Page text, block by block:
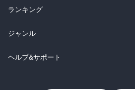
雑誌・グラビア
BL・TL
ラノベ
雑誌・グラビア
BL・TL
総合
ラノベ
雑誌・グラビア
ランキング
総合
ラノベ
ジャンル
コミック
ヘルプ&サポート